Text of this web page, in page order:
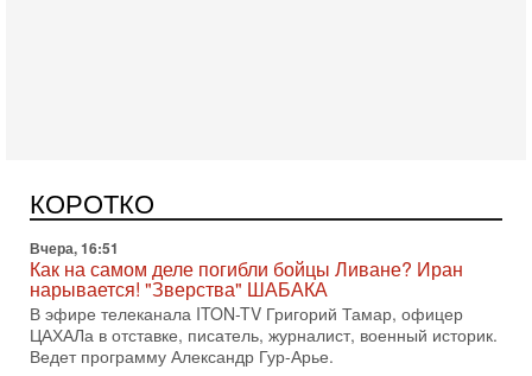
КОРОТКО
АХИ «Дракон» (Drakon), которая уже стала самой дорогой
субмариной в истории ЦАХАЛ. Но почему её
Вчера, 16:51
Как на самом деле погибли бойцы Ливане? Иран
нарывается! "Зверства" ШАБАКА
В эфире телеканала ITON-TV Григорий Тамар, офицер
ЦАХАЛа в отставке, писатель, журналист, военный историк.
Ведет программу Александр Гур-Арье.